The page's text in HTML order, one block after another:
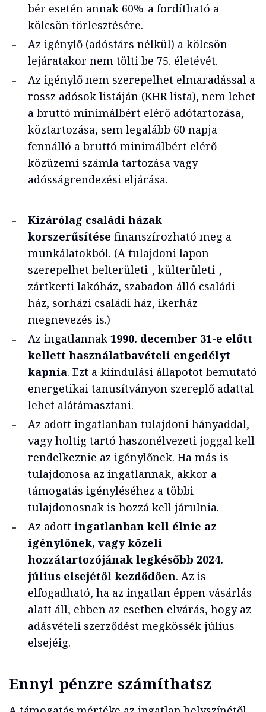
bér esetén annak 60%-a fordítható a
kölcsön törlesztésére.
Az igénylő (adóstárs nélkül) a kölcsön
lejáratakor nem tölti be 75. életévét.
Az igénylő nem szerepelhet elmaradással a
rossz adósok listáján (KHR lista), nem lehet
a bruttó minimálbért elérő adótartozása,
köztartozása, sem legalább 60 napja
fennálló a bruttó minimálbért elérő
közüzemi számla tartozása vagy
adósságrendezési eljárása.
Kizárólag családi házak
korszerűsítése finanszírozható meg a
munkálatokból. (A tulajdoni lapon
szerepelhet belterületi-, külterületi-,
zártkerti lakóház, szabadon álló családi
ház, sorházi családi ház, ikerház
megnevezés is.)
Az ingatlannak 1990. december 31-e előtt
kellett használatbavételi engedélyt
kapnia. Ezt a kiindulási állapotot bemutató
energetikai tanusítványon szereplő adattal
lehet alátámasztani.
Az adott ingatlanban tulajdoni hányaddal,
vagy holtig tartó haszonélvezeti joggal kell
rendelkeznie az igénylőnek. Ha más is
tulajdonosa az ingatlannak, akkor a
támogatás igényléséhez a többi
tulajdonosnak is hozzá kell járulnia.
Az adott ingatlanban kell élnie az
igénylőnek, vagy közeli
hozzátartozójának legkésőbb 2024.
július elsejétől kezdődően. Az is
elfogadható, ha az ingatlan éppen vásárlás
alatt áll, ebben az esetben elvárás, hogy az
adásvételi szerződést megkössék július
elsejéig.
Ennyi pénzre számíthatsz